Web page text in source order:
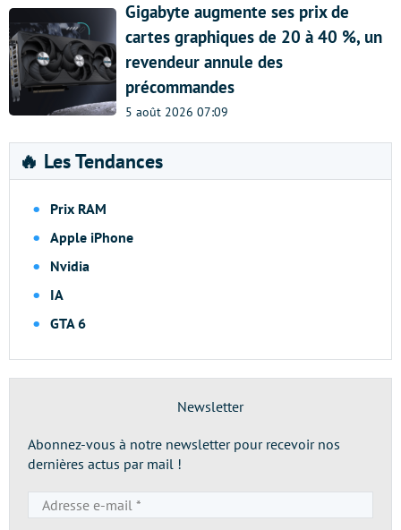
Gigabyte augmente ses prix de
cartes graphiques de 20 à 40 %, un
revendeur annule des
précommandes
5 août 2026 07:09
🔥 Les Tendances
Prix RAM
Apple iPhone
Nvidia
IA
GTA 6
Newsletter
Abonnez-vous à notre newsletter pour recevoir nos
dernières actus par mail !
e-